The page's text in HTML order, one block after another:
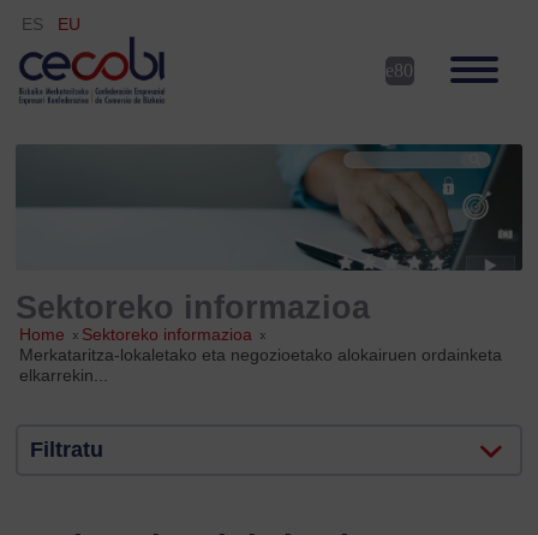
ES EU
Sektoreko informazioa
Home » Sektoreko informazioa »
Merkataritza-lokaletako eta negozioetako alokairuen ordainketa
elkarrekin...
Filtratu